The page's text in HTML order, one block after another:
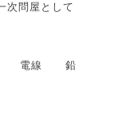
次問屋として
電線 鉛